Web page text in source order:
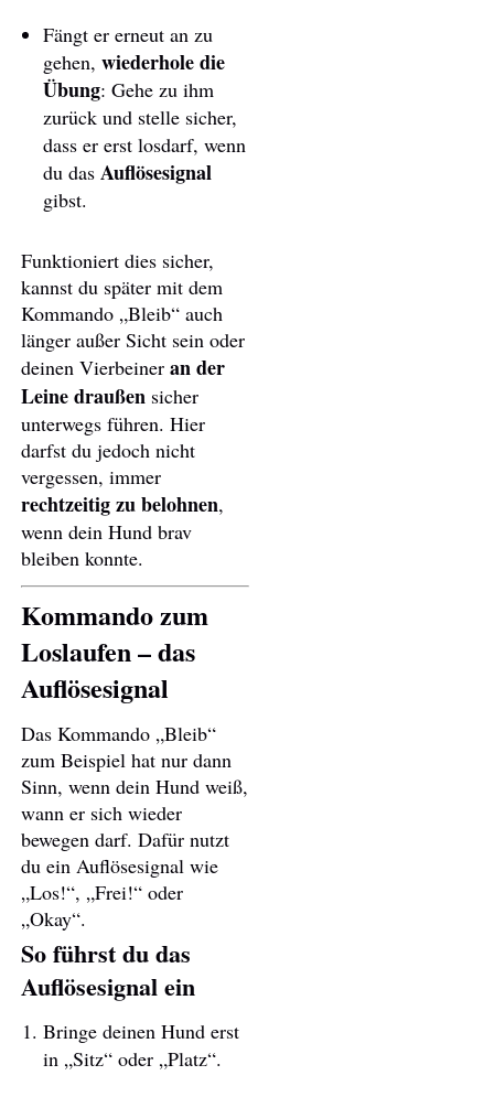
Fängt er erneut an zu
gehen, wiederhole die
Übung: Gehe zu ihm
zurück und stelle sicher,
dass er erst losdarf, wenn
du das Auflösesignal
gibst.
Funktioniert dies sicher,
kannst du später mit dem
Kommando „Bleib“ auch
länger außer Sicht sein oder
deinen Vierbeiner an der
Leine draußen sicher
unterwegs führen. Hier
darfst du jedoch nicht
vergessen, immer
rechtzeitig zu belohnen,
wenn dein Hund brav
bleiben konnte.
Kommando zum
Loslaufen – das
Auflösesignal
Das Kommando „Bleib“
zum Beispiel hat nur dann
Sinn, wenn dein Hund weiß,
wann er sich wieder
bewegen darf. Dafür nutzt
du ein Auflösesignal wie
„Los!“, „Frei!“ oder
„Okay“.
So führst du das
Auflösesignal ein
Bringe deinen Hund erst
in „Sitz“ oder „Platz“.